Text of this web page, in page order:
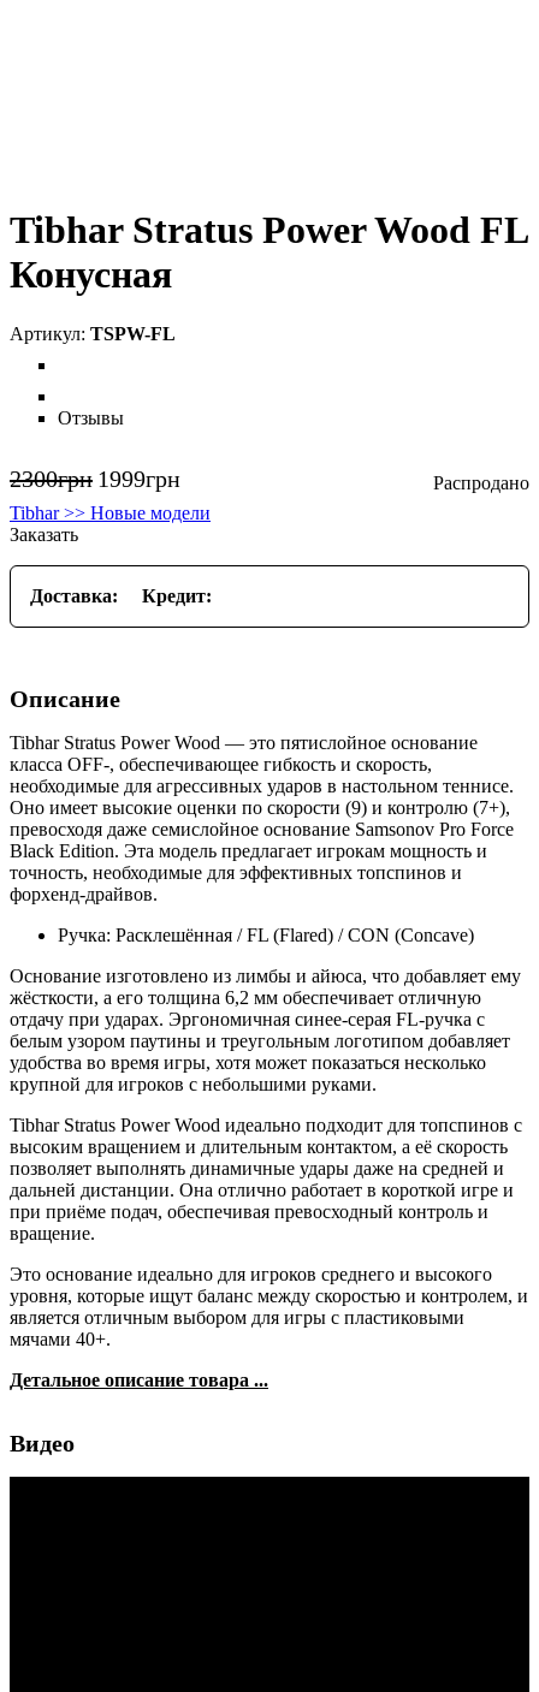
Tibhar Stratus Power Wood FL
Конусная
TSPW-FL
Отзывы
2300грн 1999грн
Tibhar >> Новые модели
Заказать
Доставка: Кредит:
Описание
Tibhar Stratus Power Wood — это пятислойное основание
класса OFF-, обеспечивающее гибкость и скорость,
необходимые для агрессивных ударов в настольном теннисе.
Оно имеет высокие оценки по скорости (9) и контролю (7+),
превосходя даже семислойное основание Samsonov Pro Force
Black Edition. Эта модель предлагает игрокам мощность и
точность, необходимые для эффективных топспинов и
форхенд-драйвов.
Ручка: Расклешённая / FL (Flared) / CON (Concave)
Основание изготовлено из лимбы и айюса, что добавляет ему
жёсткости, а его толщина 6,2 мм обеспечивает отличную
отдачу при ударах. Эргономичная синее-серая FL-ручка с
белым узором паутины и треугольным логотипом добавляет
удобства во время игры, хотя может показаться несколько
крупной для игроков с небольшими руками.
Tibhar Stratus Power Wood идеально подходит для топспинов с
высоким вращением и длительным контактом, а её скорость
позволяет выполнять динамичные удары даже на средней и
дальней дистанции. Она отлично работает в короткой игре и
при приёме подач, обеспечивая превосходный контроль и
вращение.
Это основание идеально для игроков среднего и высокого
уровня, которые ищут баланс между скоростью и контролем, и
является отличным выбором для игры с пластиковыми
мячами 40+.
Детальное описание товара ...
Видео